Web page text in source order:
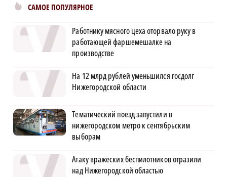
САМОЕ ПОПУЛЯРНОЕ
Работнику мясного цеха оторвало руку в
работающей фаршемешалке на
производстве
На 12 млрд рублей уменьшился госдолг
Нижегородской области
Тематический поезд запустили в
нижегородском метро к сентябрьским
выборам
Атаку вражеских беспилотников отразили
над Нижегородской областью